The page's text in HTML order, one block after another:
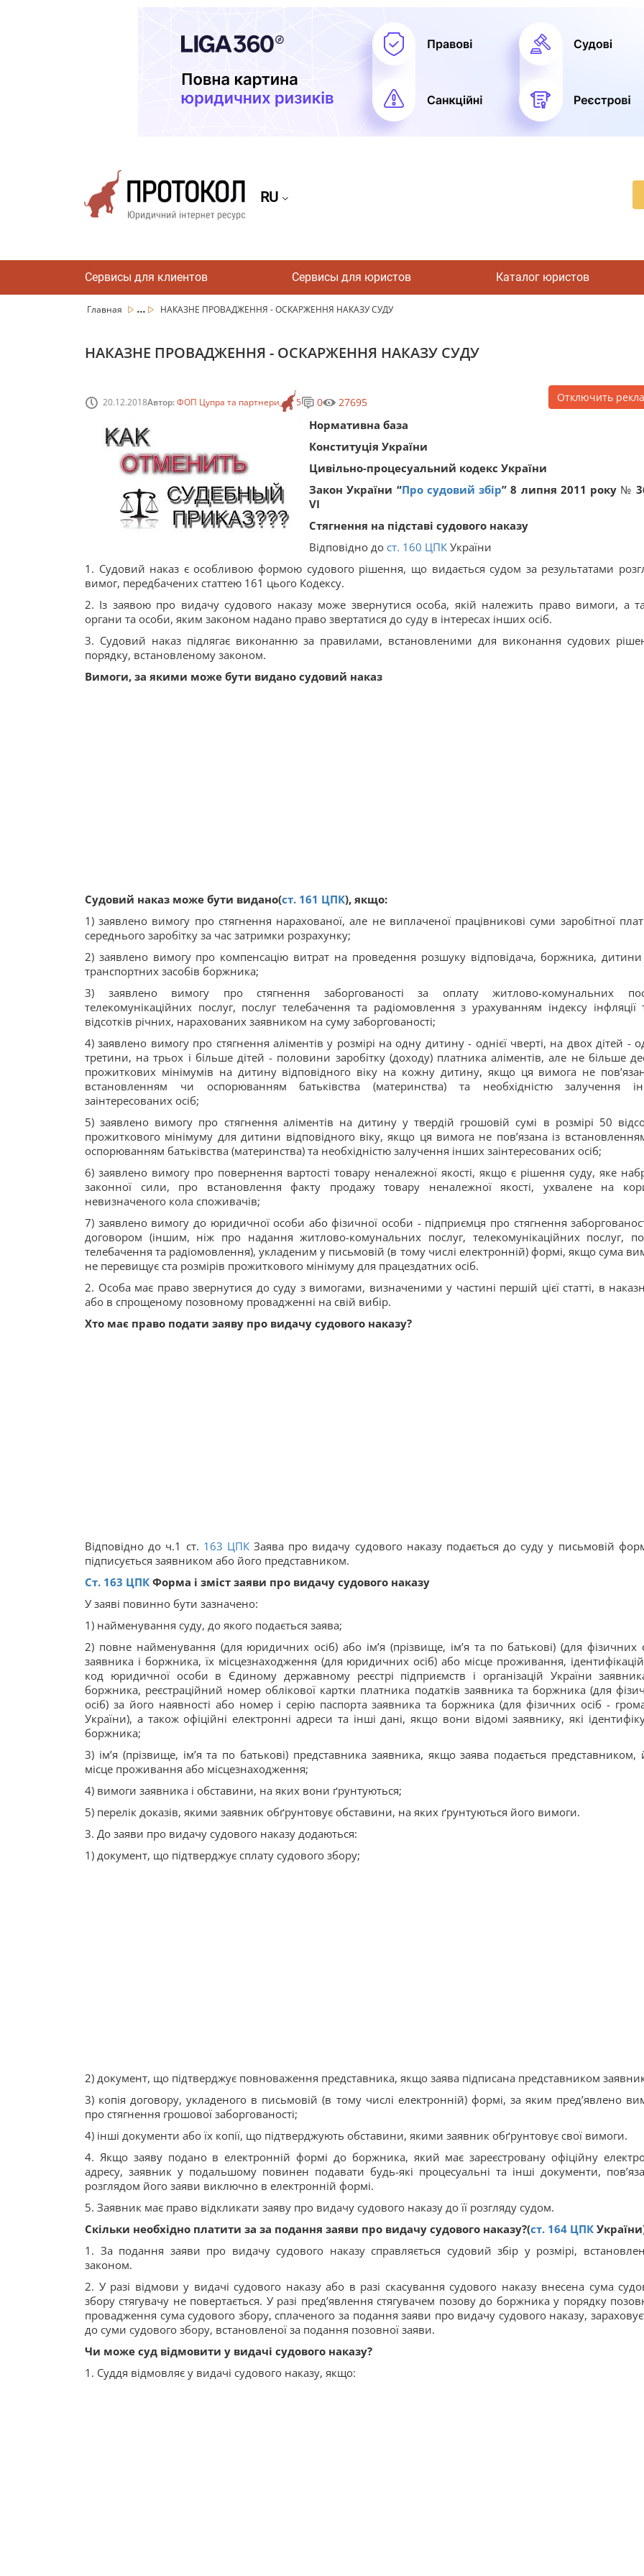
RU
Сервисы для клиентов Сервисы для юристов Каталог юристов
Главная ... НАКАЗНЕ ПРОВАДЖЕННЯ - ОСКАРЖЕННЯ НАКАЗУ СУДУ
НАКАЗНЕ ПРОВАДЖЕННЯ - ОСКАРЖЕННЯ НАКАЗУ СУДУ
20.12.2018Автор:ФОП Цупра та партнери 5 0 27695 Отключить
Нормативна база
Конституція України
Цивільно-процесуальний кодекс України
Закон України “Про судовий збір” 8 липня 2011 року №
VI
Стягнення на підставі судового наказу
Відповідно до ст. 160 ЦПК України
1. Судовий наказ є особливою формою судового рішення, що видається судом за результатами
вимог, передбачених статтею 161 цього Кодексу.
2. Із заявою про видачу судового наказу може звернутися особа, якій належить право вимоги, а
органи та особи, яким законом надано право звертатися до суду в інтересах інших осіб.
3. Судовий наказ підлягає виконанню за правилами, встановленими для виконання судових
порядку, встановленому законом.
Вимоги, за якими може бути видано судовий наказ
Судовий наказ може бути видано(ст. 161 ЦПК), якщо:
1) заявлено вимогу про стягнення нарахованої, але не виплаченої працівникові суми заробітної
середнього заробітку за час затримки розрахунку;
2) заявлено вимогу про компенсацію витрат на проведення розшуку відповідача, боржника,
транспортних засобів боржника;
3) заявлено вимогу про стягнення заборгованості за оплату житлово-комунальних
телекомунікаційних послуг, послуг телебачення та радіомовлення з урахуванням індексу інфляції
відсотків річних, нарахованих заявником на суму заборгованості;
4) заявлено вимогу про стягнення аліментів у розмірі на одну дитину - однієї чверті, на двох дітей -
третини, на трьох і більше дітей - половини заробітку (доходу) платника аліментів, але не більше
прожиткових мінімумів на дитину відповідного віку на кожну дитину, якщо ця вимога не
встановленням чи оспорюванням батьківства (материнства) та необхідністю залучення
заінтересованих осіб;
5) заявлено вимогу про стягнення аліментів на дитину у твердій грошовій сумі в розмірі 50
прожиткового мінімуму для дитини відповідного віку, якщо ця вимога не пов’язана із
оспорюванням батьківства (материнства) та необхідністю залучення інших заінтересованих осіб;
6) заявлено вимогу про повернення вартості товару неналежної якості, якщо є рішення суду, яке
законної сили, про встановлення факту продажу товару неналежної якості, ухвалене на
невизначеного кола споживачів;
7) заявлено вимогу до юридичної особи або фізичної особи - підприємця про стягнення
договором (іншим, ніж про надання житлово-комунальних послуг, телекомунікаційних послуг,
телебачення та радіомовлення), укладеним у письмовій (в тому числі електронній) формі, якщо сума
не перевищує ста розмірів прожиткового мінімуму для працездатних осіб.
2. Особа має право звернутися до суду з вимогами, визначеними у частині першій цієї статті, в
або в спрощеному позовному провадженні на свій вибір.
Хто має право подати заяву про видачу судового наказу?
Відповідно до ч.1 ст. 163 ЦПКЗаява про видачу судового наказу подається до суду у письмовій
підписується заявником або його представником.
Ст. 163 ЦПК Форма і зміст заяви про видачу судового наказу
У заяві повинно бути зазначено:
1) найменування суду, до якого подається заява;
2) повне найменування (для юридичних осіб) або ім’я (прізвище, ім’я та по батькові) (для фізичних
заявника і боржника, їх місцезнаходження (для юридичних осіб) або місце проживання,
код юридичної особи в Єдиному державному реєстрі підприємств і організацій України
боржника, реєстраційний номер облікової картки платника податків заявника та боржника (для
осіб) за його наявності або номер і серію паспорта заявника та боржника (для фізичних осіб -
України), а також офіційні електронні адреси та інші дані, якщо вони відомі заявнику, які
боржника;
3) ім’я (прізвище, ім’я та по батькові) представника заявника, якщо заява подається представником,
місце проживання або місцезнаходження;
4) вимоги заявника і обставини, на яких вони ґрунтуються;
5) перелік доказів, якими заявник обґрунтовує обставини, на яких ґрунтуються його вимоги.
3. До заяви про видачу судового наказу додаються:
1) документ, що підтверджує сплату судового збору;
2) документ, що підтверджує повноваження представника, якщо заява підписана представником
3) копія договору, укладеного в письмовій (в тому числі електронній) формі, за яким пред’явлено
про стягнення грошової заборгованості;
4) інші документи або їх копії, що підтверджують обставини, якими заявник обґрунтовує свої вимоги.
4. Якщо заяву подано в електронній формі до боржника, який має зареєстровану офіційну
адресу, заявник у подальшому повинен подавати будь-які процесуальні та інші документи,
розглядом його заяви виключно в електронній формі.
5. Заявник має право відкликати заяву про видачу судового наказу до її розгляду судом.
Скільки необхідно платити за за подання заяви про видачу судового наказу?(ст. 164 ЦПК
1. За подання заяви про видачу судового наказу справляється судовий збір у розмірі,
законом.
2. У разі відмови у видачі судового наказу або в разі скасування судового наказу внесена сума
збору стягувачу не повертається. У разі пред’явлення стягувачем позову до боржника у порядку
провадження сума судового збору, сплаченого за подання заяви про видачу судового наказу,
до суми судового збору, встановленої за подання позовної заяви.
Чи може суд відмовити у видачі судового наказу?
1. Суддя відмовляє у видачі судового наказу, якщо: